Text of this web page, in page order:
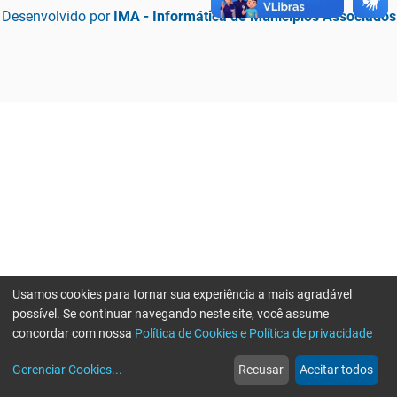
Desenvolvido por IMA - Informática de Municípios Associados
web
Notícias
more_horiz
Mais
Usamos cookies para tornar sua experiência a mais agradável
possível. Se continuar navegando neste site, você assume
concordar com nossa Política de Cookies e Política de privacidade
Gerenciar Cookies... Recusar Aceitar todos
Erro ao enviar informações, por favor tente novamente